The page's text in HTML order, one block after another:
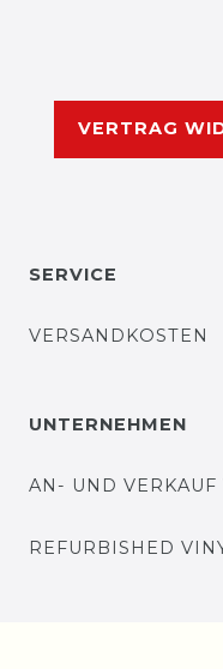
VERTRAG
SERVICE
VERSANDKOSTEN
UNTERNEHMEN
AN- UND VERKAUF
REFURBISHED